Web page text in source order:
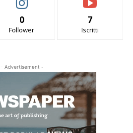
0
Follower
7
Iscritti
- Advertisement -